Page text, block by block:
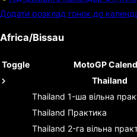
Додати розклад гонок до
Africa/Bissau
Toggle MotoGP
Thailand
Thailand 1-ша вільна
Thailand Практика
Thailand 2-га вільна